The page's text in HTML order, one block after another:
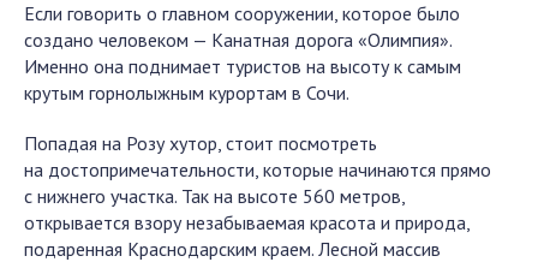
Если говорить о главном сооружении, которое было
создано человеком — Канатная дорога «Олимпия».
Именно она поднимает туристов на высоту к самым
крутым горнолыжным курортам в Сочи.
Попадая на Розу хутор, стоит посмотреть
на достопримечательности, которые начинаются прямо
с нижнего участка. Так на высоте 560 метров,
открывается взору незабываемая красота и природа,
подаренная Краснодарским краем. Лесной массив